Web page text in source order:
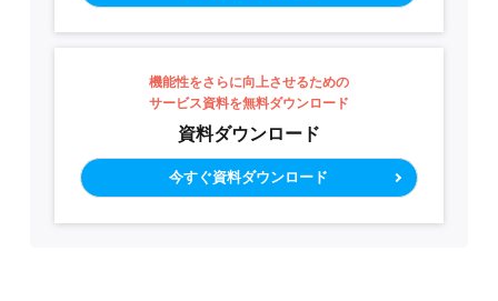
機能性をさらに向上させるための
サービス資料を無料ダウンロード
資料ダウンロード
今すぐ資料ダウンロード